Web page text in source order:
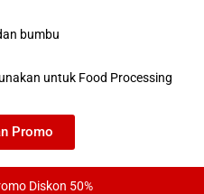
bumbu
untuk Food Processing
Promo
Diskon 50%